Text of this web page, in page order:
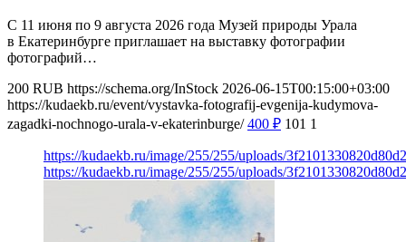
С 11 июня по 9 августа 2026 года Музей природы Урала
в Екатеринбурге приглашает на выставку фотографии
фотографий…
200 RUB https://schema.org/InStock 2026-06-15T00:15:00+03:00
https://kudaekb.ru/event/vystavka-fotografij-evgenija-kudymova-
zagadki-nochnogo-urala-v-ekaterinburge/ 400 ₽ 101 1
https://kudaekb.ru/image/255/255/uploads/
https://kudaekb.ru/image/255/255/uploads/